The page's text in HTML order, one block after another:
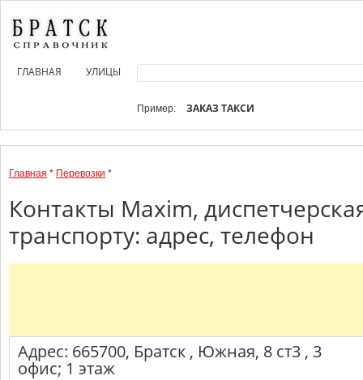
ГЛАВНАЯ УЛИЦЫ
Пример: ЗАКАЗ ТАКСИ
Главная * Перевозки *
Контакты Maxim,
транспорту: адрес, телефон
Адрес: 665700, Братск , Южная, 8 ст3 , 3
офис; 1 этаж